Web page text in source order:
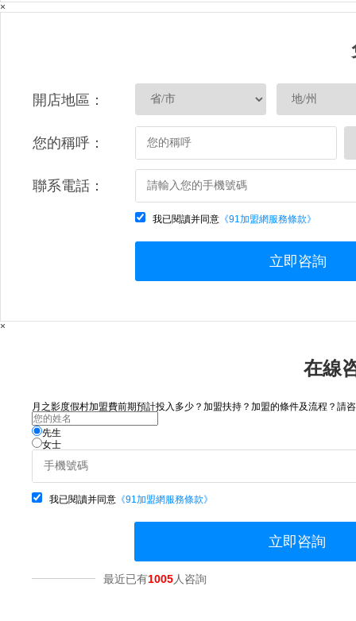
×
開店地區：
您的稱呼：
聯系電話：
我已閱讀并同意 《91加盟網服務條款》
立即咨詢
×
在線
月之影度假村加盟費前期預計投入多少？加盟扶持？加盟的條件及流程？請
先生
女士
我已閱讀并同意 《91加盟網服務條款》
立即咨詢
最近已有1005人咨詢